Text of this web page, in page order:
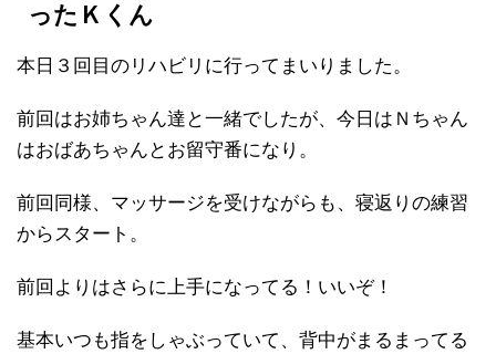
ったＫくん
本日３回目のリハビリに行ってまいりました。
前回はお姉ちゃん達と一緒でしたが、今日はＮちゃん
はおばあちゃんとお留守番になり。
前回同様、マッサージを受けながらも、寝返りの練習
からスタート。
前回よりはさらに上手になってる！いいぞ！
基本いつも指をしゃぶっていて、背中がまるまってる